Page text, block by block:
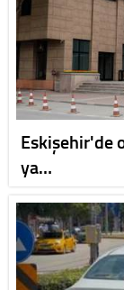
Eskişehir'de
ya…